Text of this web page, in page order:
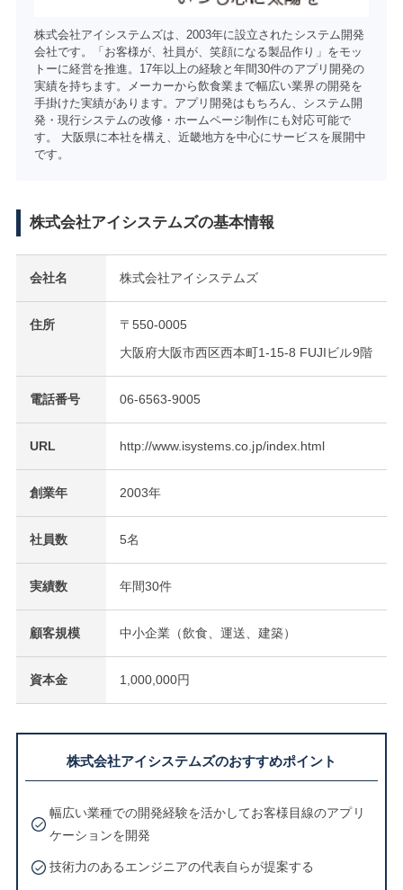
株式会社アイシステムズは、2003年に設立されたシステム開発
会社です。「お客様が、社員が、笑顔になる製品作り」をモッ
トーに経営を推進。17年以上の経験と年間30件のアプリ開発の
実績を持ちます。メーカーから飲食業まで幅広い業界の開発を
手掛けた実績があります。アプリ開発はもちろん、システム開
発・現行システムの改修・ホームページ制作にも対応可能で
す。 大阪県に本社を構え、近畿地方を中心にサービスを展開中
です。
株式会社アイシステムズの基本情報
会社名 株式会社アイシステムズ
住所
〒550-0005
大阪府大阪市西区西本町1-15-8 FUJIビル9階
電話番号 06-6563-9005
URL http://www.isystems.co.jp/index.html
創業年 2003年
社員数 5名
実績数 年間30件
顧客規模 中小企業（飲食、運送、建築）
資本金 1,000,000円
株式会社アイシステムズのおすすめポイント
幅広い業種での開発経験を活かしてお客様目線のアプリ
ケーションを開発
技術力のあるエンジニアの代表自らが提案する